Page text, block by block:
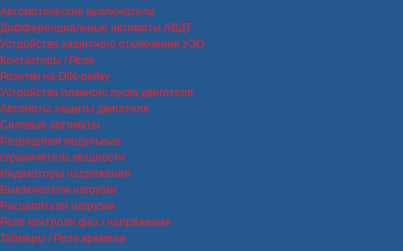
Автоматические выключатели
Дифференциальные автоматы АВДТ
Устройства защитного отключения УЗО
Контакторы / Реле
Розетки на DIN-рейку
Устройства плавного пуска двигателя
Автоматы защиты двигателя
Силовые автоматы
Разрядники модульные
ограничитель мощности
Индикаторы напряжения
Выключатели нагрузки
Расцепители нагрузки
Реле контроля фаз / напряжения
Таймеры / Реле времени